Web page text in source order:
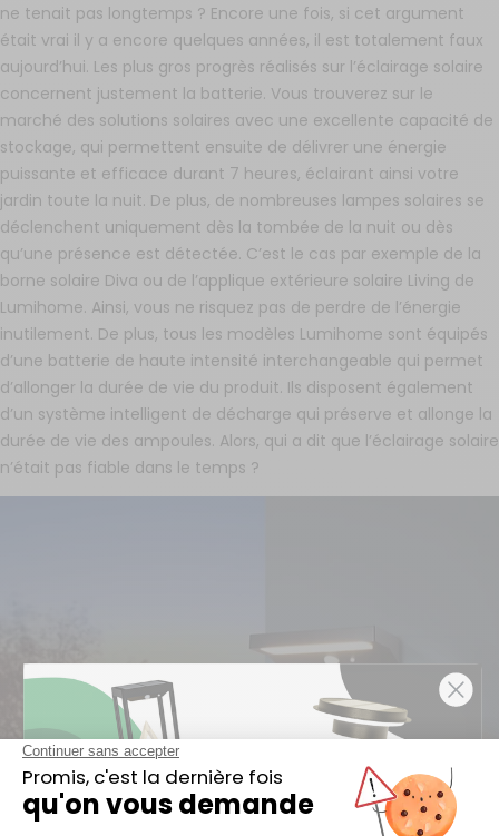
ne tenait pas longtemps ? Encore une fois, si cet argument
était vrai il y a encore quelques années, il est totalement faux
aujourd’hui. Les plus gros progrès réalisés sur l’éclairage solaire
concernent justement la batterie. Vous trouverez sur le
marché des solutions solaires avec une excellente capacité de
stockage, qui permettent ensuite de délivrer une énergie
puissante et efficace durant 7 heures, éclairant ainsi votre
jardin toute la nuit. De plus, de nombreuses lampes solaires se
déclenchent uniquement dès la tombée de la nuit ou dès
qu’une présence est détectée. C’est le cas par exemple de la
borne solaire Diva ou de l’applique extérieure solaire Living de
Lumihome. Ainsi, vous ne risquez pas de perdre de l’énergie
inutilement. De plus, tous les modèles Lumihome sont équipés
d’une batterie de haute intensité interchangeable qui permet
d’allonger la durée de vie du produit. Ils disposent également
d’un système intelligent de décharge qui préserve et allonge la
durée de vie des ampoules. Alors, qui a dit que l’éclairage solaire
n’était pas fiable dans le temps ?